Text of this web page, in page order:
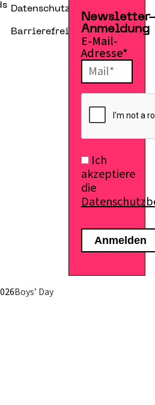
Datenschutzerklärung
Barrierefreiheitserklärung
Anmeldung
E-Mail-
Adresse*
Ich
akzeptiere
die
Boys’ Day